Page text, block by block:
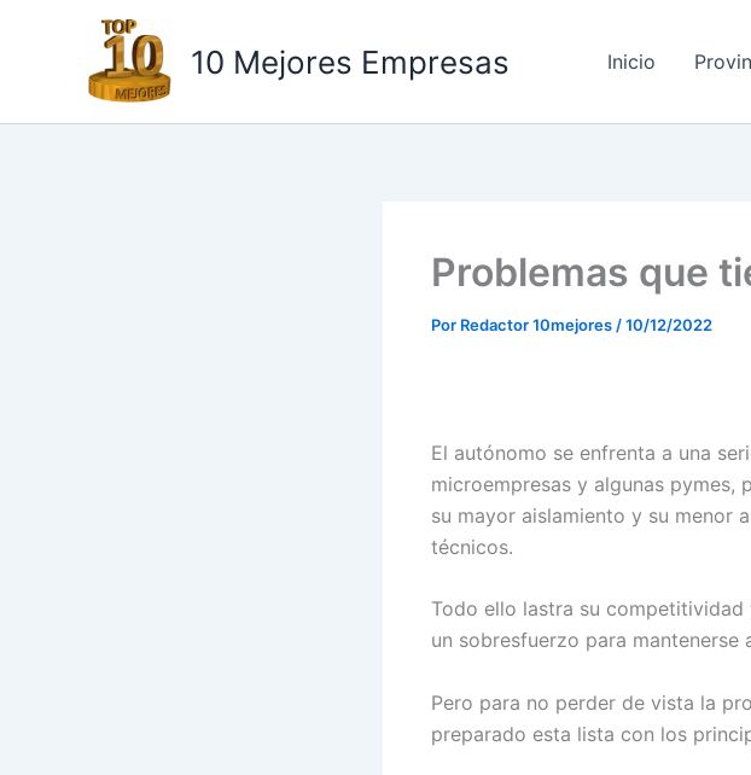
contenido
10 Mejores Empresas Inicio
Problemas que
Por Redactor 10mejores /10/12/2022
El autónomo se enfrenta a una
microempresas y algunas pymes,
su mayor aislamiento y su menor
técnicos.
Todo ello lastra su
un sobresfuerzo para mantenerse
Pero para no perder de vista la
preparado esta lista con los